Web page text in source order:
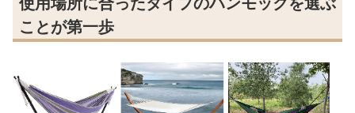
ことが第一歩